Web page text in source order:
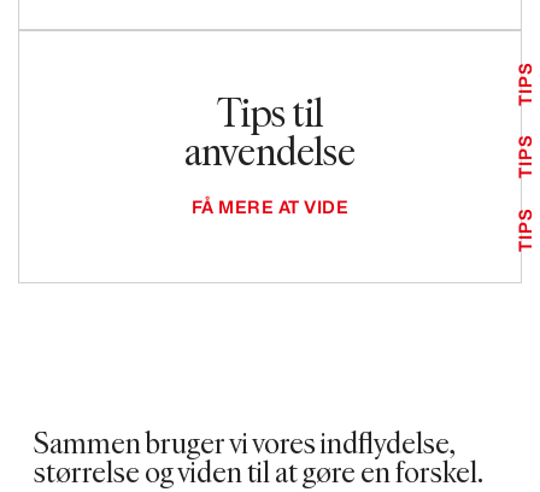
Tips til
anvendelse
FÅ MERE AT VIDE
TIPS
TIPS
TIPS
Sammen bruger vi vores indflydelse,
størrelse og viden til at gøre en forskel.